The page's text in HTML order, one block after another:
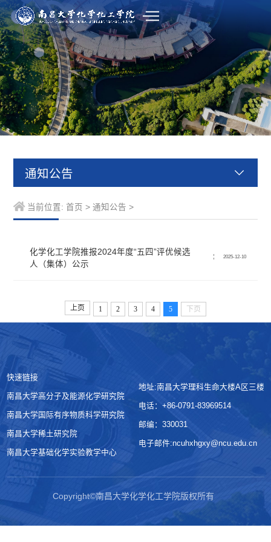
通知公告
当前位置: 首页 > 通知公告 >
化学化工学院推报2024年度“五四”评优候选
人（集体）公示
2025-12-10
上页 1 2 3 4 5 下页
快速链接
南昌大学高分子及能源化学研究院
南昌大学国际有序物质科学研究院
南昌大学稀土研究院
南昌大学基础化学实验教学中心
地址:南昌大学理科生命大楼A区三楼
电话：+86-0791-83969514
邮编：330031
电子邮件:ncuhxhgxy@ncu.edu.cn
Copyright©南昌大学化学化工学院版权所有